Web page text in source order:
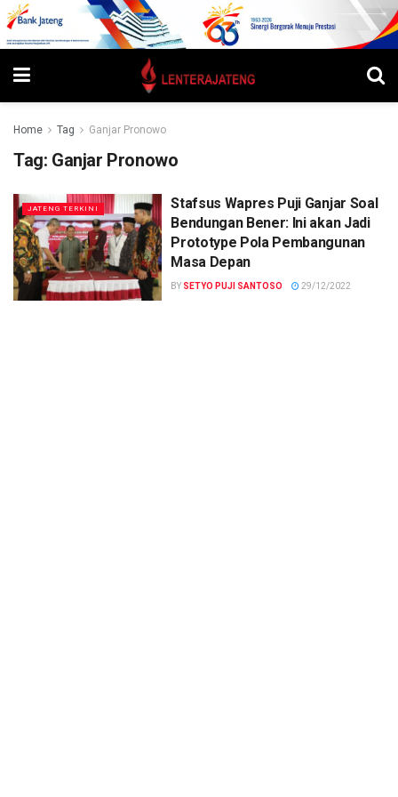
Home Tag Ganjar Pronowo
Tag: Ganjar Pronowo
JATENG TERKINI
Stafsus Wapres Puji Ganjar Soal
Bendungan Bener: Ini akan Jadi
Prototype Pola Pembangunan
Masa Depan
BY SETYO PUJI SANTOSO 29/12/2022